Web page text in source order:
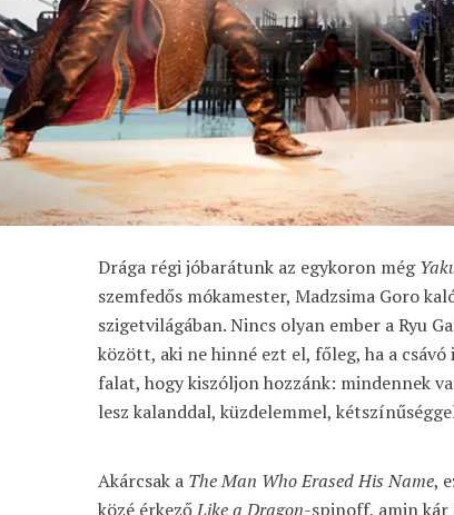
Drága régi jóbarátunk az egykoron még
szemfedős mókamester, Madzsima Goro
szigetvilágában. Nincs olyan ember a Ryu
között, aki ne hinné ezt el, főleg, ha a
falat, hogy kiszóljon hozzánk: mindennek
lesz kalanddal, küzdelemmel,
Akárcsak a The Man Who Erased His Name,
közé érkezőLike a Dragon-spinoff, amin